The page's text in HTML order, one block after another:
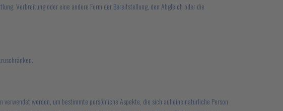
Verbreitung oder eine andere Form der Bereitstellung, den Abgleich oder die
werden, um bestimmte persönliche Aspekte, die sich auf eine natürliche Person